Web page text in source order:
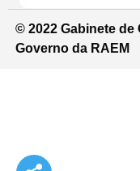
© 2022 Gabinete
Governo da RAEM